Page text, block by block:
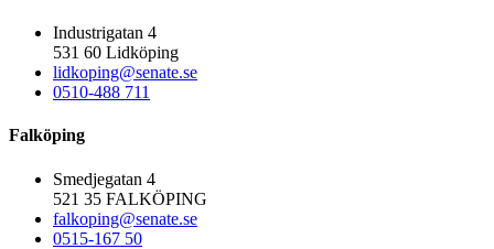
Industrigatan 4
531 60 Lidköping
lidkoping@senate.se
0510-488 711
Falköping
Smedjegatan 4
521 35 FALKÖPING
falkoping@senate.se
0515-167 50